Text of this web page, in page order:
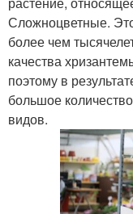
Сложноцветные.
более чем
качества
поэтому в
большое
видов.